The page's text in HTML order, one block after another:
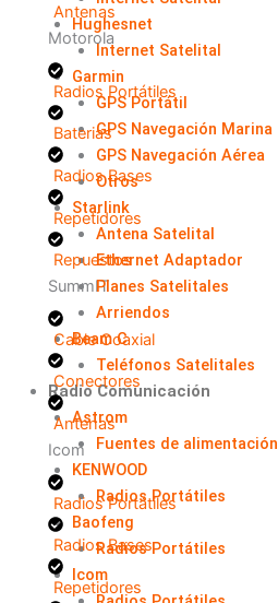
Antenas
Motorola
Radios Portátiles
Baterias
Radios Bases
Repetidores
Repuestos
SummIT
Cable Coaxial
Conectores
Antenas
Icom
Radios Portátiles
Radios Bases
Repetidores
Hughesnet
Internet Satelital
Garmin
GPS Portátil
GPS Navegación Marina
GPS Navegación Aérea
Otros
Starlink
Antena Satelital
Ethernet Adaptador
Planes Satelitales
Arriendos
Beam C
Teléfonos Satelitales
Radio Comunicación
Astrom
Fuentes de alimentación
KENWOOD
Radios Portátiles
Baofeng
Radios Portátiles
Icom